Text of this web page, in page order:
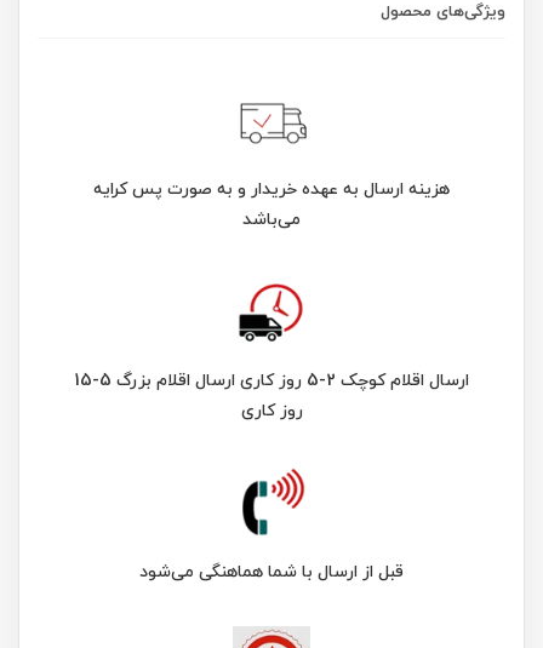
ویژگی‌های محصول
هزینه ارسال به عهده خریدار و به صورت پس کرایه
می‌باشد
ارسال اقلام کوچک 2-5 روز کاری ارسال اقلام بزرگ 5-15
روز کاری
قبل از ارسال با شما هماهنگی می‌شود